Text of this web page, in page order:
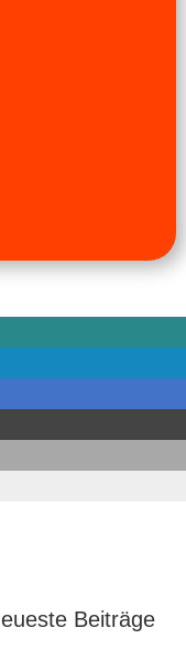
Beiträge